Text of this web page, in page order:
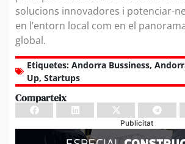
solucions innovadores i potenciar-
en l’entorn local com en el
global.
Etiquetes: Andorra Bussiness,
Up, Startups
Comparteix
Publicitat